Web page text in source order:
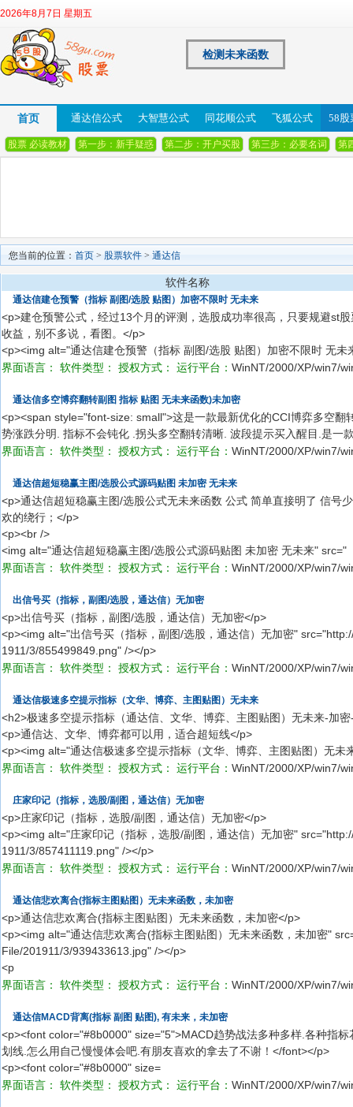
2026年8月7日 星期五
检测未来函数
首页 通达信公式 大智慧公式 同花顺公式 飞狐公式 58股
股票 必读教材 第一步：新手疑惑 第二步：开户买股 第三步：必要名词 第
您当前的位置： 首页 > 股票软件 > 通达信
软件名称
通达信建仓预警（指标 副图/选股 贴图）加密不限时 无未来
<p>建仓预警公式，经过13个月的评测，选股成功率很高，只要规避st
收益，别不多说，看图。</p>
<p><img alt="通达信建仓预警（指标 副图/选股 贴图）加密不限时 无未
界面语言：
软件类型： 授权方式： 运行平台： WinNT/2000/XP/win7/
通达信多空博弈翻转副图 指标 贴图 无未来函数)未加密
<p><span style="font-size: small">这是一款最新优化的CCI博弈多空
势涨跌分明. 指标不会钝化 .拐头多空翻转清晰. 波段提示买入醒目.是一
界面语言：
软件类型： 授权方式： 运行平台： WinNT/2000/XP/win7/
通达信超短稳赢主图/选股公式源码贴图 未加密 无未来
<p>通达信超短稳赢主图/选股公式无未来函数 公式 简单直接明了 信号
欢的绕行；</p>
<p><br />
<img alt="通达信超短稳赢主图/选股公式源码贴图 未加密 无未来" src="
界面语言：
软件类型： 授权方式： 运行平台： WinNT/2000/XP/win7/
出信号买（指标，副图/选股，通达信）无加密
<p>出信号买（指标，副图/选股，通达信）无加密</p>
<p><img alt="出信号买（指标，副图/选股，通达信）无加密"
1911/3/855499849.png" /></p>
界面语言：
软件类型： 授权方式： 运行平台： WinNT/2000/XP/win7/
通达信极速多空提示指标（文华、博弈、主图贴图）无未来
<h2>极速多空提示指标（通达信、文华、博弈、主图贴图）无未来-加
<p>通信达、文华、博弈都可以用，适合超短线</p>
<p><img alt="通达信极速多空提示指标（文华、博弈、主图贴图）无未
界面语言：
软件类型： 授权方式： 运行平台： WinNT/2000/XP/win7/
庄家印记（指标，选股/副图，通达信）无加密
<p>庄家印记（指标，选股/副图，通达信）无加密</p>
<p><img alt="庄家印记（指标，选股/副图，通达信）无加密"
1911/3/857411119.png" /></p>
界面语言：
软件类型： 授权方式： 运行平台： WinNT/2000/XP/win7/
通达信悲欢离合(指标主图贴图）无未来函数，未加密
<p>通达信悲欢离合(指标主图贴图）无未来函数，未加密</p>
<p><img alt="通达信悲欢离合(指标主图贴图）无未来函数，未加密"
File/201911/3/939433613.jpg" /></p>
<p
界面语言：
软件类型： 授权方式： 运行平台： WinNT/2000/XP/win7/
通达信MACD背离(指标 副图 贴图), 有未来，未加密
<p><font color="#8b0000" size="5">MACD趋势战法多种多样.各种指
划线.怎么用自己慢慢体会吧.有朋友喜欢的拿去了不谢！</font></p>
<p><font color="#8b0000" size=
界面语言：
软件类型： 授权方式： 运行平台： WinNT/2000/XP/win7/